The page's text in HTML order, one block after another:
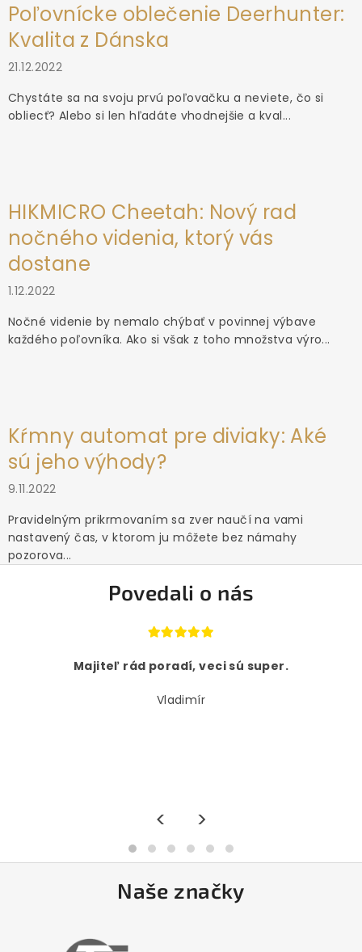
Poľovnícke oblečenie Deerhunter:
Kvalita z Dánska
21.12.2022
Chystáte sa na svoju prvú poľovačku a neviete, čo si
obliecť? Alebo si len hľadáte vhodnejšie a kval...
HIKMICRO Cheetah: Nový rad
nočného videnia, ktorý vás
dostane
1.12.2022
Nočné videnie by nemalo chýbať v povinnej výbave
každého poľovníka. Ako si však z toho množstva výro...
Kŕmny automat pre diviaky: Aké
sú jeho výhody?
9.11.2022
Pravidelným prikrmovaním sa zver naučí na vami
nastavený čas, v ktorom ju môžete bez námahy
pozorova...
Povedali o nás
Majiteľ rád poradí, veci sú super.
Vladimír
< >
Naše značky